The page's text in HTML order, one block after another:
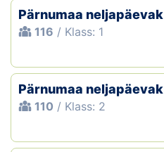
Pärnumaa neljapäevak
116 / Klass: 1
Pärnumaa neljapäevak
110 / Klass: 2